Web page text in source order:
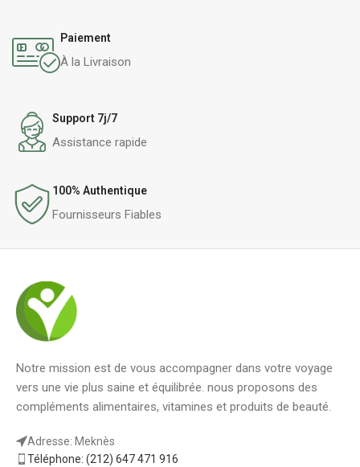
Paiement
À la Livraison
Support 7j/7
Assistance rapide
100% Authentique
Fournisseurs Fiables
Notre mission est de vous accompagner dans votre voyage
vers une vie plus saine et équilibrée. nous proposons des
compléments alimentaires, vitamines et produits de beauté.
Adresse: Meknès
Téléphone: (212) 647 471 916